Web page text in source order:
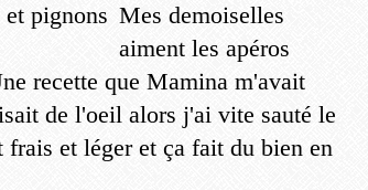
Mes demoiselles
aiment les apéros
recette que Mamina m'avait
de l'oeil alors j'ai vite sauté le
frais et léger et ça fait du bien en